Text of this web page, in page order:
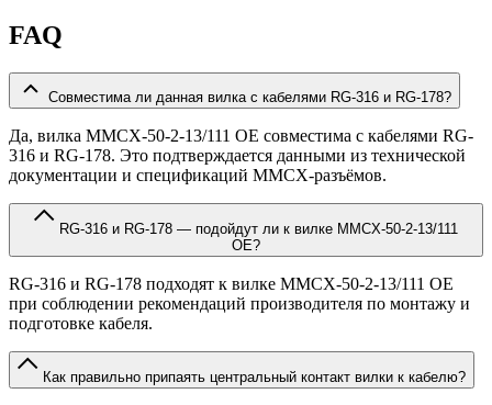
FAQ
Совместима ли данная вилка с кабелями RG-316 и RG-178?
Да, вилка MMCX-50-2-13/111 OE совместима с кабелями RG-
316 и RG-178. Это подтверждается данными из технической
документации и спецификаций MMCX-разъёмов.
OE?
RG-316 и RG-178 подходят к вилке MMCX-50-2-13/111 OE
при соблюдении рекомендаций производителя по монтажу и
подготовке кабеля.
Как правильно припаять центральный контакт вилки к кабелю?